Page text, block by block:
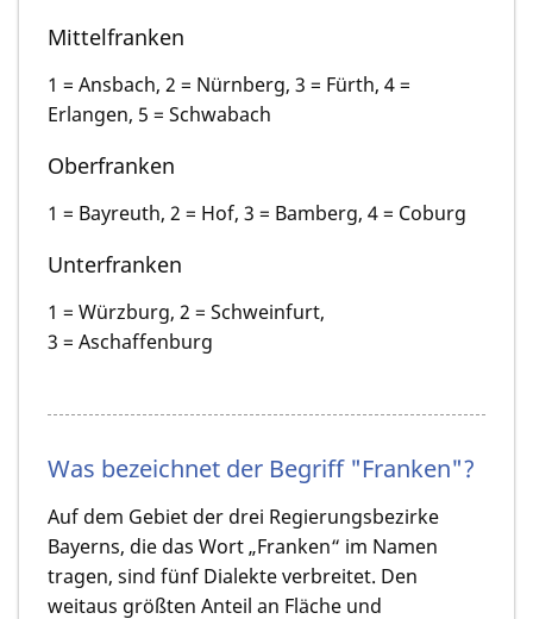
Mittelfranken
1 = Ansbach, 2 = Nürnberg, 3 = Fürth, 4 =
Erlangen, 5 = Schwabach
Oberfranken
1 = Bayreuth, 2 = Hof, 3 = Bamberg, 4 = Coburg
Unterfranken
1 = Würzburg, 2 = Schweinfurt,
3 = Aschaffenburg
Was bezeichnet der Begriff "Franken"?
Auf dem Gebiet der drei Regierungsbezirke
Bayerns, die das Wort „Franken“ im Namen
tragen, sind fünf Dialekte verbreitet. Den
weitaus größten Anteil an Fläche und